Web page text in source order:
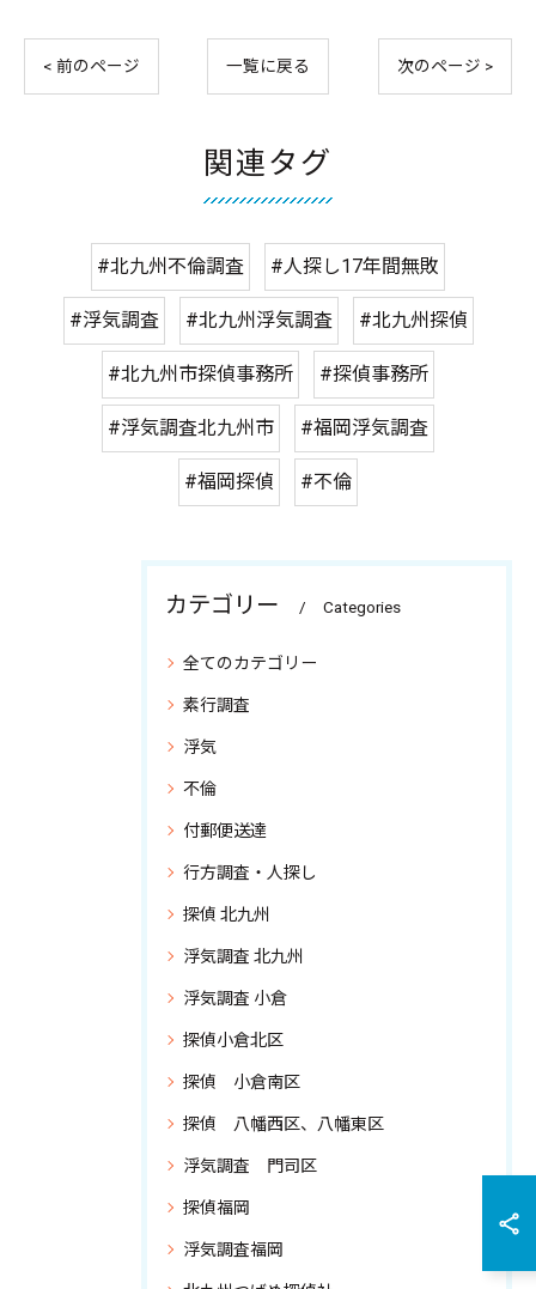
< 前のページ 一覧に戻る 次のページ >
関連タグ
#北九州不倫調査 #人探し17年間無敗
#浮気調査 #北九州浮気調査 #北九州探偵
#北九州市探偵事務所 #探偵事務所
#浮気調査北九州市 #福岡浮気調査
#福岡探偵 #不倫
カテゴリー Categories
全てのカテゴリー
素行調査
浮気
不倫
付郵便送達
行方調査・人探し
探偵 北九州
浮気調査 北九州
浮気調査 小倉
探偵小倉北区
探偵 小倉南区
探偵 八幡西区、八幡東区
浮気調査 門司区
探偵福岡
浮気調査福岡